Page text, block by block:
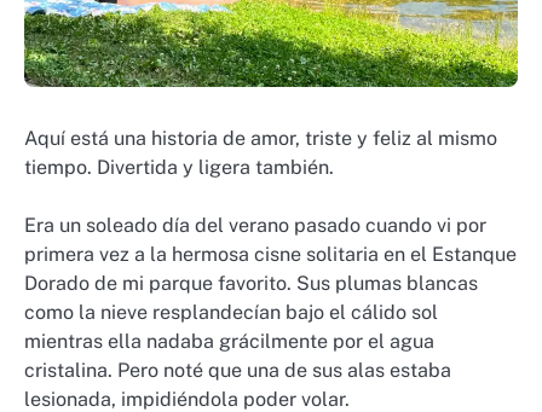
Aquí está una historia de amor, triste y feliz al mismo
tiempo. Divertida y ligera también.
Era un soleado día del verano pasado cuando vi por
primera vez a la hermosa cisne solitaria en el Estanque
Dorado de mi parque favorito. Sus plumas blancas
como la nieve resplandecían bajo el cálido sol
mientras ella nadaba grácilmente por el agua
cristalina. Pero noté que una de sus alas estaba
lesionada, impidiéndola poder volar.